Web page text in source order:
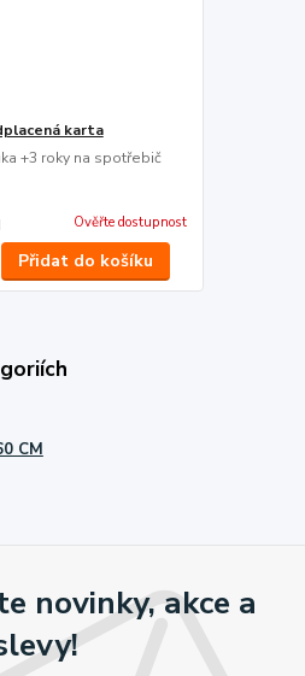
karta
+3 roky na spotřebič
Ověřte dostupnost
Přidat do košíku
CM
novinky, akce a